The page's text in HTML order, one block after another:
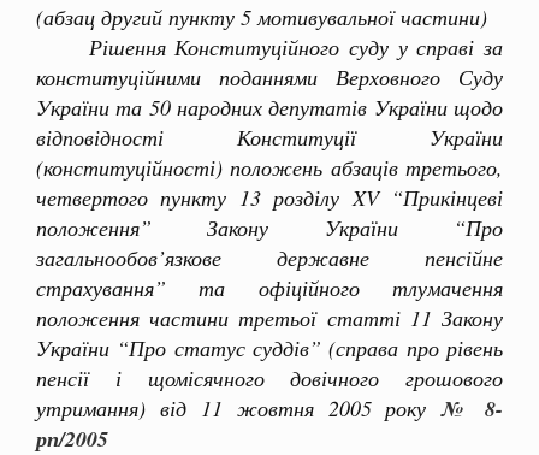
(абзац другий пункту 5 мотивувальної частини)
Рішення Конституційного суду у справі за
конституційними поданнями Верховного Суду
України та 50 народних депутатів України щодо
відповідності Конституції України
(конституційності) положень абзаців третього,
четвертого пункту 13 розділу XV “Прикінцеві
положення” Закону України “Про
загальнообов’язкове державне пенсійне
страхування” та офіційного тлумачення
положення частини третьої статті 11 Закону
України “Про статус суддів” (справа про рівень
пенсії і щомісячного довічного грошового
утримання) від 11 жовтня 2005 року№ 8-
рп/2005